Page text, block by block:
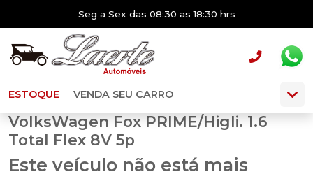
Seg a Sex das 08:30 as 18:30 hrs
ESTOQUE VENDA SEU CARRO
VolksWagen Fox PRIME/Higli. 1.6
Total Flex 8V 5p
Este veículo não está mais